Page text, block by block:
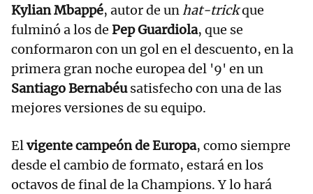
Kylian Mbappé, autor de unhat-trickque
fulminó a los de Pep Guardiola, que se
conformaron con un gol en el descuento, en la
primera gran noche europea del '9' en un
Santiago Bernabéusatisfecho con una de las
mejores versiones de su equipo.
Elvigente campeón de Europa, como siempre
desde el cambio de formato, estará en los
octavos de final de la Champions. Y lo hará